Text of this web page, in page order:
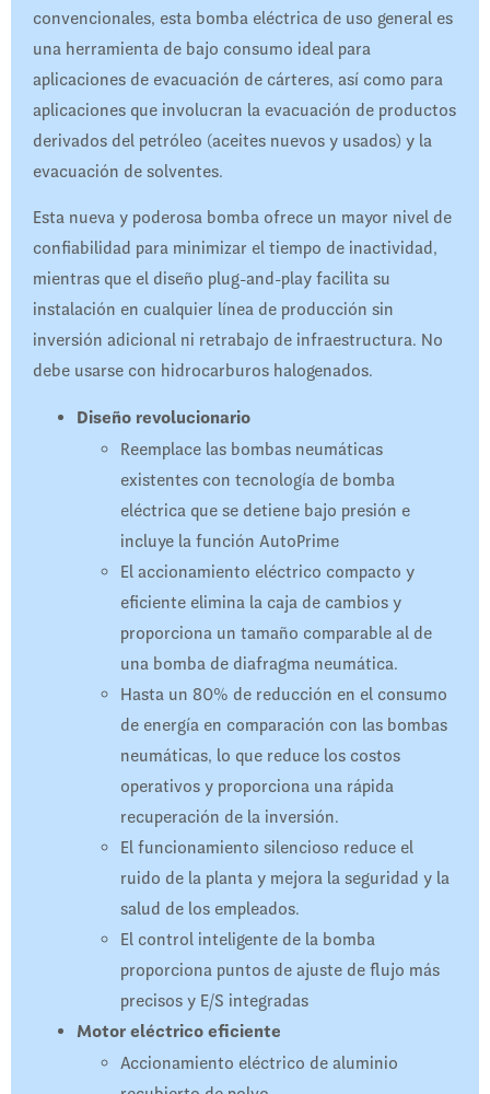
convencionales, esta bomba eléctrica de uso general es
una herramienta de bajo consumo ideal para
aplicaciones de evacuación de cárteres, así como para
aplicaciones que involucran la evacuación de productos
derivados del petróleo (aceites nuevos y usados) y la
evacuación de solventes.
Esta nueva y poderosa bomba ofrece un mayor nivel de
confiabilidad para minimizar el tiempo de inactividad,
mientras que el diseño plug-and-play facilita su
instalación en cualquier línea de producción sin
inversión adicional ni retrabajo de infraestructura. No
debe usarse con hidrocarburos halogenados.
Diseño revolucionario
Reemplace las bombas neumáticas
existentes con tecnología de bomba
eléctrica que se detiene bajo presión e
incluye la función AutoPrime
El accionamiento eléctrico compacto y
eficiente elimina la caja de cambios y
proporciona un tamaño comparable al de
una bomba de diafragma neumática.
Hasta un 80% de reducción en el consumo
de energía en comparación con las bombas
neumáticas, lo que reduce los costos
operativos y proporciona una rápida
recuperación de la inversión.
El funcionamiento silencioso reduce el
ruido de la planta y mejora la seguridad y la
salud de los empleados.
El control inteligente de la bomba
proporciona puntos de ajuste de flujo más
precisos y E/S integradas
Motor eléctrico eficiente
Accionamiento eléctrico de aluminio